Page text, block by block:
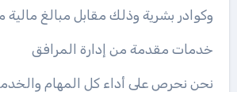
وكوادر بشرية وذلك مقابل مبالغ مالية
خدمات مقدمة من إدارة المرافق
نحن نحرص على أداء كل المهام